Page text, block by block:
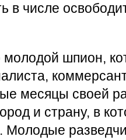
в числе
молодой шпион,
месяцы своей
и страну, в
Молодые